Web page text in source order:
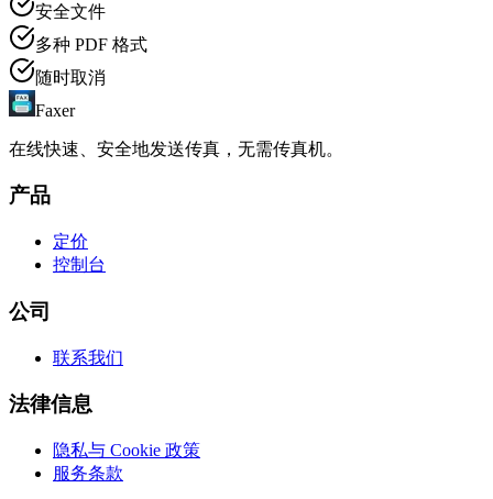
安全文件
多种 PDF 格式
随时取消
Faxer
在线快速、安全地发送传真，无需传真机。
产品
定价
控制台
公司
联系我们
法律信息
隐私与 Cookie 政策
服务条款